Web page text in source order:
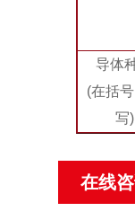
导体
(在括
写)
在线